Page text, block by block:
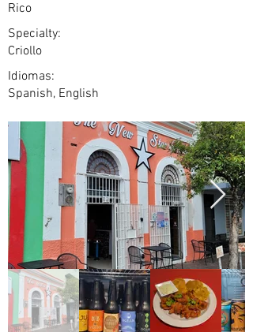
Rico
Specialty:
Criollo
Idiomas:
Spanish, English